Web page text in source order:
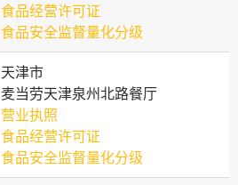
食品经营许可证
食品安全监督量化分级
天津市
麦当劳天津泉州北路餐厅
营业执照
食品经营许可证
食品安全监督量化分级